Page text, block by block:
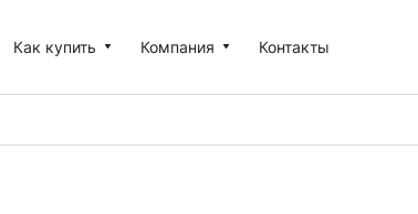
Как купить Компания Контакты